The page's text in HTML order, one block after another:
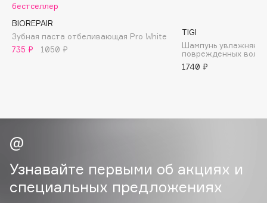
Bobbi Brown
BOOMSHOP
BORK
C
Cadence
бестселлер
BIOREPAIR
Зубная паста отбеливающая Pro White
735 ₽
1050 ₽
TIGI
Шампунь
поврежденных
1740 ₽
Узнавайте первыми об акциях и
специальных предложениях